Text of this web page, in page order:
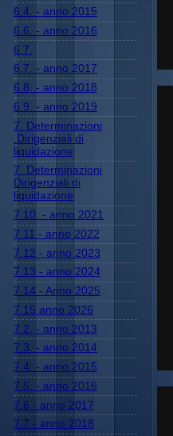
6.4. - anno 2015
6.6. - anno 2016
6.7.
6.7. - anno 2017
6.8. - anno 2018
6.9. - anno 2019
7. Determinazioni
.Dirigenziali di
liquidazione
7. Determinazioni
Dirigenziali di
liquidazione
7.10. - anno 2021
7.11 - anno 2022
7.12 - anno 2023
7.13 - anno 2024
7.14 - Anno 2025
7.15 anno 2026
7.2. - anno 2013
7.3. - anno 2014
7.4. - anno 2015
7.5. - anno 2016
7.6 - anno 2017
7.7.- anno 2018